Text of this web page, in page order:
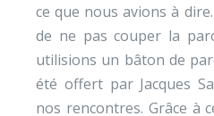
ce que nous avions à
de ne pas couper la
utilisions un bâton de
été offert par Jacques
nos rencontres. Grâce à